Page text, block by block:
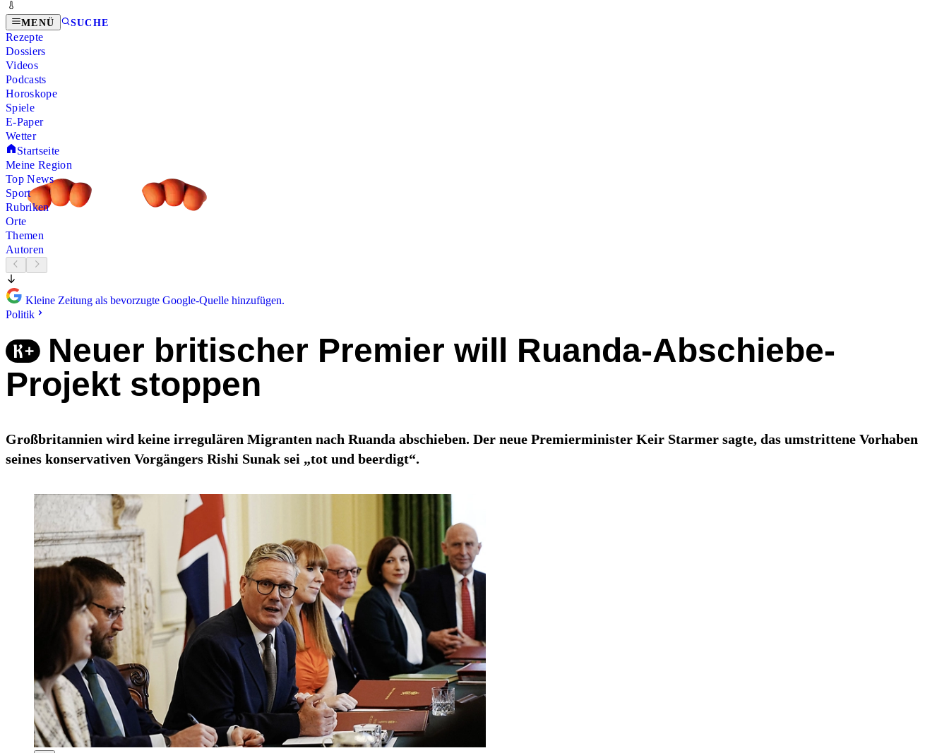
MENÜ SUCHE
Rezepte
Dossiers
Videos
Podcasts
Horoskope
Spiele
E-Paper
Wetter
Startseite
Meine Region
Top News
Sport
Rubriken
Orte
Themen
Autoren
Kleine Zeitung als bevorzugte Google-Quelle hinzufügen.
Politik
Neuer britischer Premier will Ruanda-Abschiebe-
Projekt stoppen
Großbritannien wird keine irregulären Migranten nach Ruanda abschieben. Der neue Premierminister Keir Starmer sagte, das umstrittene Vorhaben
seines konservativen Vorgängers Rishi Sunak sei „tot und beerdigt“.